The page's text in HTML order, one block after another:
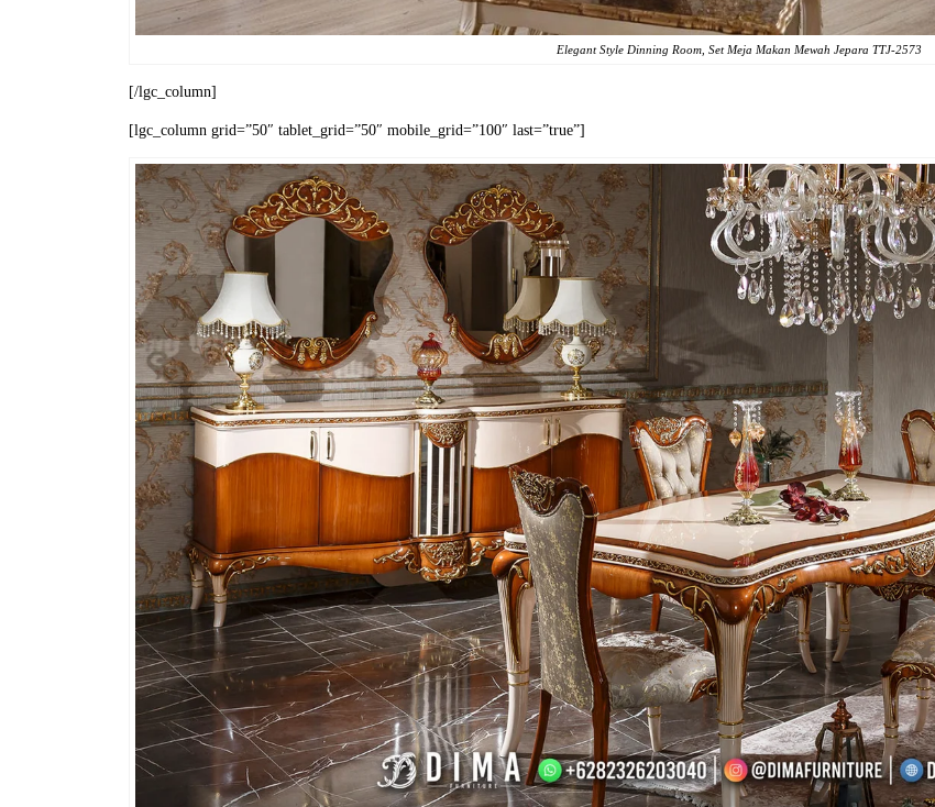
Elegant Style Dinning Room, Set Meja Makan Mewah Jepara TTJ-2573
[/lgc_column]
[lgc_column grid=”50″ tablet_grid=”50″ mobile_grid=”100″ last=”true”]